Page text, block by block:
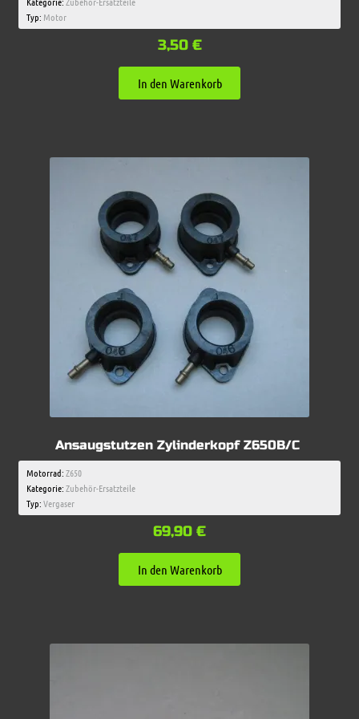
Typ: Motor
3,50 €
In den Warenkorb
Ansaugstutzen Zylinderkopf Z650B/C
Motorrad:Z650
Kategorie:Zubehör-Ersatzteile
Typ:Vergaser
69,90 €
In den Warenkorb